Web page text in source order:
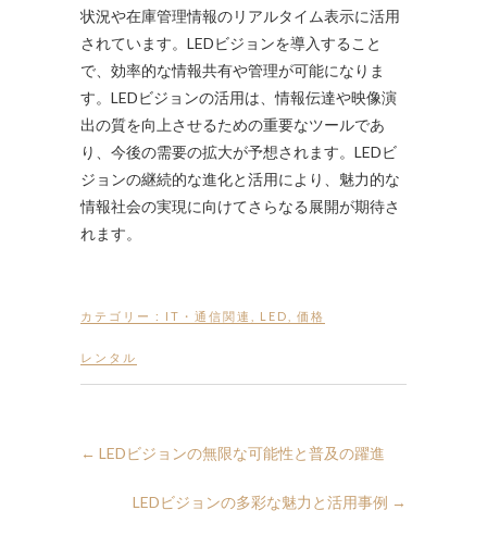
状況や在庫管理情報のリアルタイム表示に活用
されています。LEDビジョンを導入すること
で、効率的な情報共有や管理が可能になりま
す。LEDビジョンの活用は、情報伝達や映像演
出の質を向上させるための重要なツールであ
り、今後の需要の拡大が予想されます。LEDビ
ジョンの継続的な進化と活用により、魅力的な
情報社会の実現に向けてさらなる展開が期待さ
れます。
カテゴリー : IT・通信関連 LED 価格
レンタル
← LEDビジョンの無限な可能性と普及の躍進
LEDビジョンの多彩な魅力と活用事例 →